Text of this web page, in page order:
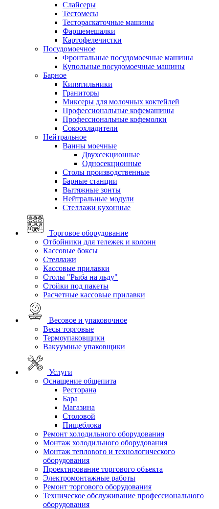
Слайсеры
Тестомесы
Тестораскаточные машины
Фаршемешалки
Картофелечистки
Посудомоечное
Фронтальные посудомоечные машины
Купольные посудомоечные машины
Барное
Кипятильники
Граниторы
Миксеры для молочных коктейлей
Профессиональные кофемашины
Профессиональные кофемолки
Сокоохладители
Нейтральное
Ванны моечные
Двухсекционные
Односекционные
Столы производственные
Барные станции
Вытяжные зонты
Нейтральные модули
Стеллажи кухонные
Торговое оборудование
Отбойники для тележек и колонн
Кассовые боксы
Стеллажи
Кассовые прилавки
Столы "Рыба на льду"
Стойки под пакеты
Расчетные кассовые прилавки
Весовое и упаковочное
Весы торговые
Термоупаковщики
Вакуумные упаковщики
Услуги
Оснащение общепита
Ресторана
Бара
Магазина
Столовой
Пищеблока
Ремонт холодильного оборудования
Монтаж холодильного оборудования
Монтаж теплового и технологического
оборудования
Проектирование торгового объекта
Электромонтажные работы
Ремонт торгового оборудования
Техническое обслуживание профессионального
оборудования